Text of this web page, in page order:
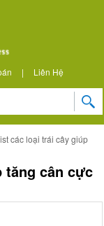
| Liên Hệ
các loại trái cây giúp
tăng cân cực